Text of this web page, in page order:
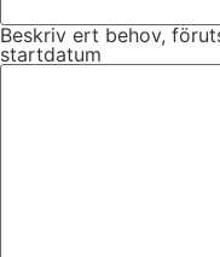
Beskriv ert behov,
startdatum